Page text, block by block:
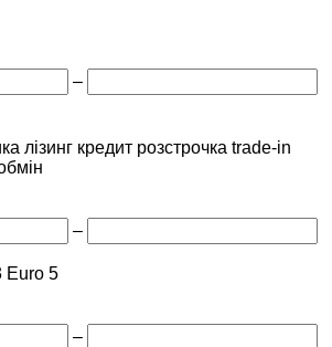
–
лізинг кредит розстрочка trade-in
–
Euro 5
–